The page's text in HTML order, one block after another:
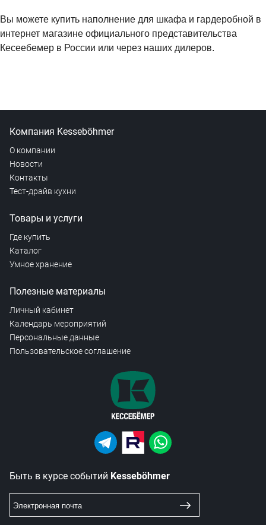
Вы можете купить наполнение для шкафа и гардеробной в
интернет магазине официального представительства
Кесеебемер в России или через наших дилеров.
Компания Kesseböhmer
О компании
Новости
Контакты
Тест-драйв кухни
Товары и услуги
Где купить
Каталог
Умное хранение
Полезные материалы
Личный кабинет
Календарь мероприятий
Персональные данные
Пользовательское соглашение
Быть в курсе событий Kesseböhmer